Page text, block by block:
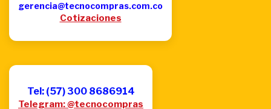
gerencia@tecnocompras.com.co
Cotizaciones
Tel: (57) 300 8686914
Telegram: @tecnocompras